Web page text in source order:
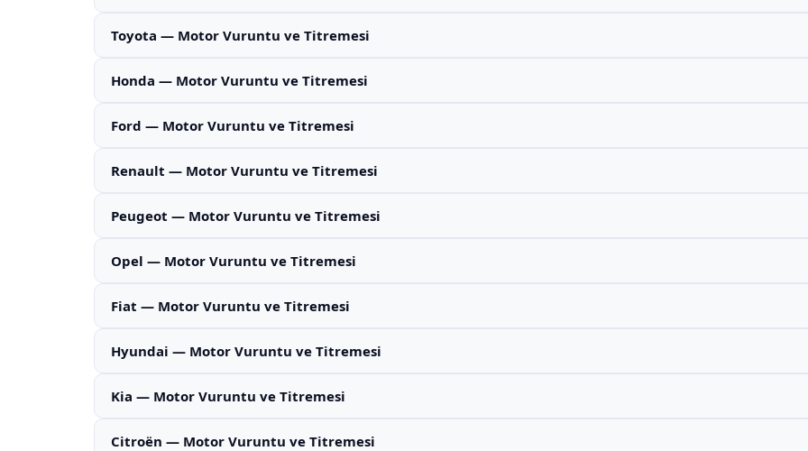
Toyota — Motor Vuruntu ve Titremesi
Honda — Motor Vuruntu ve Titremesi
Ford — Motor Vuruntu ve Titremesi
Renault — Motor Vuruntu ve Titremesi
Peugeot — Motor Vuruntu ve Titremesi
Opel — Motor Vuruntu ve Titremesi
Fiat — Motor Vuruntu ve Titremesi
Hyundai — Motor Vuruntu ve Titremesi
Kia — Motor Vuruntu ve Titremesi
Citroën — Motor Vuruntu ve Titremesi